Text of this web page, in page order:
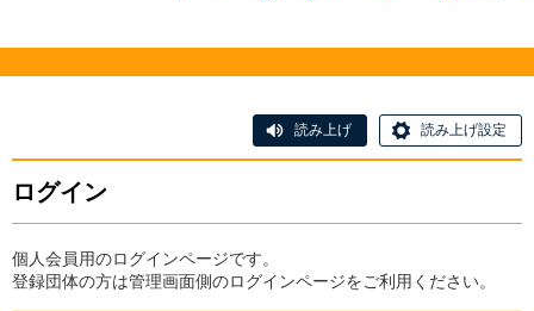
読み上げ 読み上げ設定
ログイン
個人会員用のログインページです。
登録団体の方は管理画面側のログインページをご利用ください。